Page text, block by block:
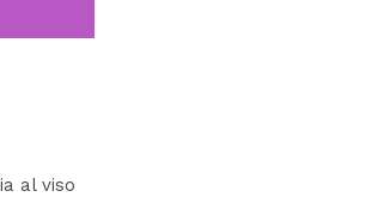
al viso